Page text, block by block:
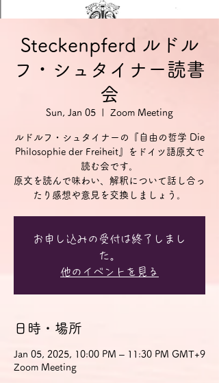
Steckenpferd ルドル
フ・シュタイナー読書
会
Sun, Jan 05 Zoom Meeting
ルドルフ・シュタイナーの『自由の哲学 Die
Philosophie der Freiheit』をドイツ語原文で
読む会です。
原文を読んで味わい、解釈について話し合っ
お申し込みの受付は終了しまし
た。
他のイベントを見る
日時・場所
Jan 05, 2025, 10:00 PM – 11:30 PM GMT+9
Zoom Meeting